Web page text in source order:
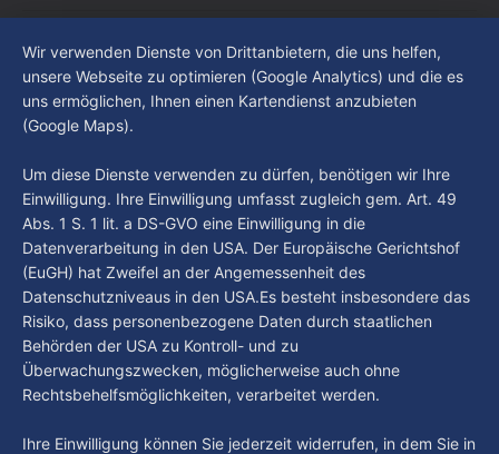
haben den Kiezclub verlassen. Dafür kamen in den letzten
Wochen einige
Im Gespräch mit Christian Pothe - Heute zu
Gast: Götz Tintelnot
By Luca Kimmel 6. Aug. 2026
Nissi's Kunstwelt - Folge 18
By Luca Kimmel 6. Aug. 2026
Wir verwenden Dienste von Drittanbietern, die uns helfen,
unsere Webseite zu optimieren (Google Analytics) und die es
uns ermöglichen, Ihnen einen Kartendienst anzubieten
(Google Maps).
Um diese Dienste verwenden zu dürfen, benötigen wir Ihre
Einwilligung. Ihre Einwilligung umfasst zugleich gem. Art. 49
Abs. 1 S. 1 lit. a DS-GVO eine Einwilligung in die
Datenverarbeitung in den USA. Der Europäische Gerichtshof
(EuGH) hat Zweifel an der Angemessenheit des
Datenschutzniveaus in den USA.Es besteht insbesondere das
Risiko, dass personenbezogene Daten durch staatlichen
Behörden der USA zu Kontroll- und zu
Überwachungszwecken, möglicherweise auch ohne
Rechtsbehelfsmöglichkeiten, verarbeitet werden.
Ihre Einwilligung können Sie jederzeit widerrufen, in dem Sie in